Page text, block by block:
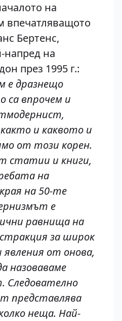
на
впечатляващото
Бертенс,
напред на
през 1995 г.:
е дразнещо
са впрочем и
и каквото и
от този корен.
статии и книги,
на
на 50-те
е
равнища на
за широк
от онова,
назоваваме
Следователно
представлява
неща. Най-